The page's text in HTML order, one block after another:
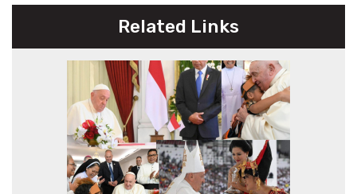
Related Links